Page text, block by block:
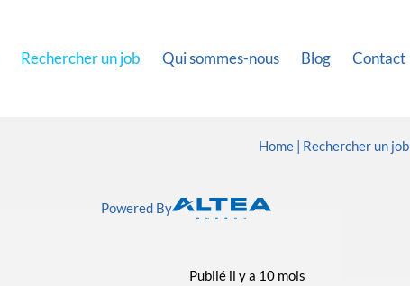
Rechercher un job Qui sommes-nous Blog Contact
Home Rechercher un job
Powered By
Publié il y a 10 mois